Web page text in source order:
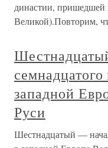
династии,
Великой).Повторим,
западной
Руси
Шестнадцатый —